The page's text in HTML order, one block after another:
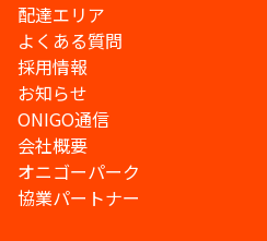
配達エリア
よくある質問
採用情報
お知らせ
ONIGO通信
会社概要
オニゴーパーク
協業パートナー